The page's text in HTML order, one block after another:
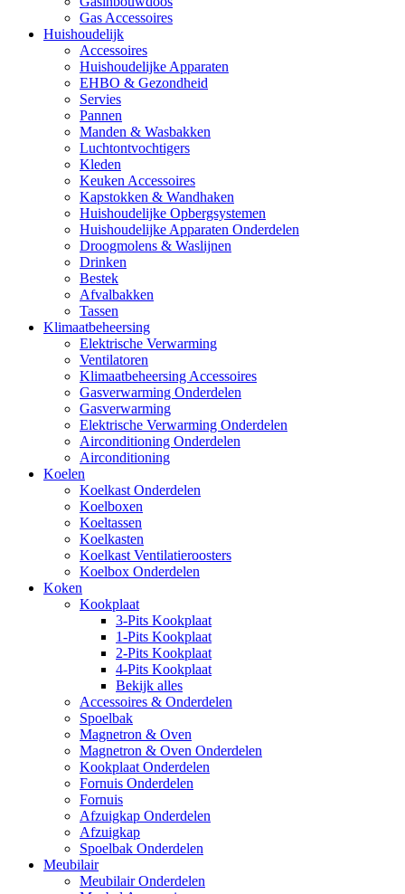
Gas Accessoires
Huishoudelijk
Accessoires
Huishoudelijke Apparaten
EHBO & Gezondheid
Servies
Pannen
Manden & Wasbakken
Luchtontvochtigers
Kleden
Keuken Accessoires
Kapstokken & Wandhaken
Huishoudelijke Opbergsystemen
Huishoudelijke Apparaten Onderdelen
Droogmolens & Waslijnen
Drinken
Bestek
Afvalbakken
Tassen
Klimaatbeheersing
Elektrische Verwarming
Ventilatoren
Klimaatbeheersing Accessoires
Gasverwarming Onderdelen
Gasverwarming
Elektrische Verwarming Onderdelen
Airconditioning Onderdelen
Airconditioning
Koelen
Koelkast Onderdelen
Koelboxen
Koeltassen
Koelkasten
Koelkast Ventilatieroosters
Koelbox Onderdelen
Koken
Kookplaat
3-Pits Kookplaat
1-Pits Kookplaat
2-Pits Kookplaat
4-Pits Kookplaat
Bekijk alles
Accessoires & Onderdelen
Spoelbak
Magnetron & Oven
Magnetron & Oven Onderdelen
Kookplaat Onderdelen
Fornuis Onderdelen
Fornuis
Afzuigkap Onderdelen
Afzuigkap
Spoelbak Onderdelen
Meubilair
Meubilair Onderdelen